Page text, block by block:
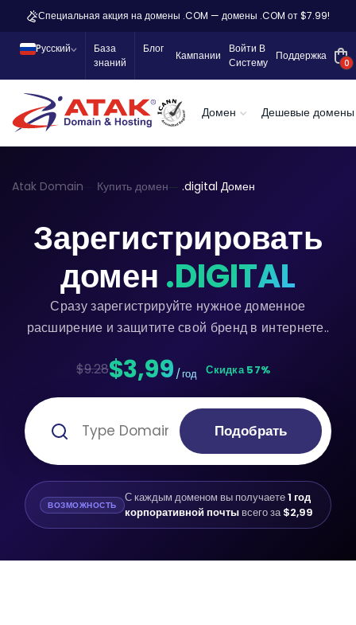
Специальная акция на домены .COM — домены .COM от $7.99!
Pусский
База
знаний
Блог
Кампании
Войти В
Систему
Поддержка
0
Домен Дешевые домены
Atak Domain Купить домен .digital Домен
Зарегистрировать
домен .DIGITAL
Сразу зарегистрируйте нужное доменное
расширение и защитите свой бренд в интернете..
$9.28$3,99 / год Скидка 57%
Подобрать
ВОЗМОЖНОСТЬ С каждым доменом вы получаете1 год
корпоративной почтывсего за$2,99